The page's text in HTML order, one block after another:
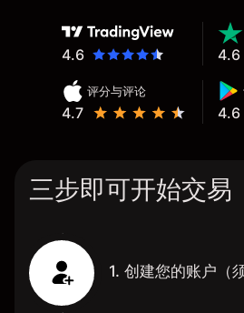
4.6
评分与评论
4.7 4.6
4.6
三步即可开始交易
1. 创建您的账户（